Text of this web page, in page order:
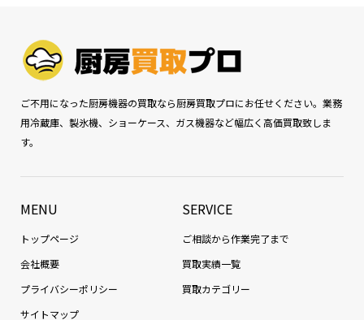
ご不用になった厨房機器の買取なら厨房買取プロにお任せください。業務
用冷蔵庫、製氷機、ショーケース、ガス機器など幅広く高価買取致しま
す。
MENU
トップページ
会社概要
プライバシーポリシー
サイトマップ
SERVICE
ご相談から作業完了まで
買取実績一覧
買取カテゴリー